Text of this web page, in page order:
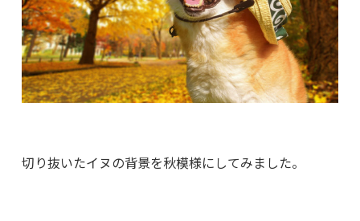
切り抜いたイヌの背景を秋模様にしてみました。